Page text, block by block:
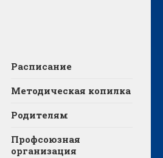
Расписание
Методическая копилка
Родителям
Профсоюзная
организация